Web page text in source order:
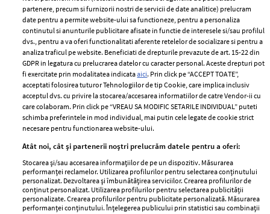
ELLE Style Awards
2024
Despre ELLE
Romania
Contact
Abonamente
Termeni si conditii
Politica de
confidențialitate
Politica de cookies
Publicitate
GSP
Unica
Baby
Retete
femei
Viva
Avantaje
Retete practice
partenere, precum si furnizorii nostri de servicii de date analitice) prelucram
date pentru a permite website-ului sa functioneze, pentru a personaliza
continutul si anunturile publicitare afisate in functie de interesele si/sau profilul
dvs., pentru a va oferi functionalitati aferente retelelor de socializare si pentru a
analiza traficul pe website. Beneficiati de drepturile prevazute de art. 15-22 din
GDPR in legatura cu prelucrarea datelor cu caracter personal. Aceste drepturi pot
fi exercitate prin modalitatea indicataaici. Prin click pe “ACCEPT TOATE”,
acceptati folosirea tuturor Tehnologiilor de tip Cookie, care implica inclusiv
acceptul dvs. cu privire la stocarea/accesarea informatiilor de catre Vendor-ii cu
care colaboram. Prin click pe “VREAU SA MODIFIC SETARILE INDIVIDUAL” puteti
schimba preferintele in mod individual, mai putin cele legate de cookie strict
necesare pentru functionarea website-ului.
Atât noi, cât și partenerii noștri prelucrăm datele pentru a oferi:
Stocarea și/sau accesarea informațiilor de pe un dispozitiv. Măsurarea
performanței reclamelor. Utilizarea profilurilor pentru selectarea conținutului
personalizat. Dezvoltarea și îmbunătățirea serviciilor. Crearea profilurilor de
conținut personalizat. Utilizarea profilurilor pentru selectarea publicității
personalizate. Crearea profilurilor pentru publicitate personalizată. Măsurarea
performanței conținutului. Înțelegerea publicului prin statistici sau combinații